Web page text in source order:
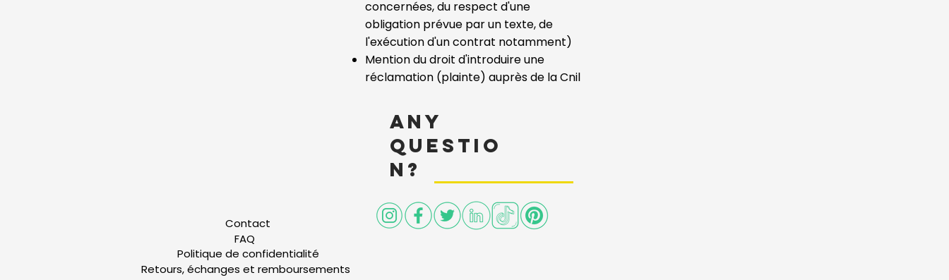
concernées, du respect d'une
obligation prévue par un texte, de
l'exécution d'un contrat notamment)
Mention du droit d'introduire une
réclamation (plainte) auprès de la Cnil
ANY
QuESTIO
N?
Contact
FAQ
Politique de confidentialité
Retours, échanges et remboursements